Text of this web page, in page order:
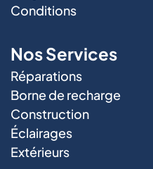
Conditions
Nos Services
Réparations
Borne de recharge
Construction
Éclairages
Extérieurs